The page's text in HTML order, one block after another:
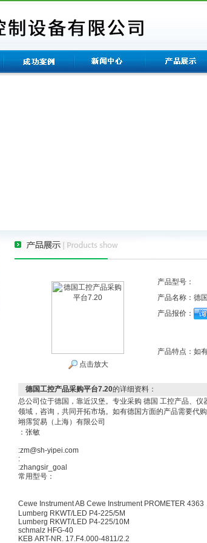
点击放大
产品型号：
产品名称： 德
产品报价：
产品特点： 如
德国工控产品采购平台7.20的详细资料：
总公司位于德国，靠近汉堡。专业采购 德国 工控产品、
领域，咨询，共同开拓市场。如有德国方面的产品需要代购
翊霈贸易（上海）有限公司
：张敏
:zm@sh-yipei.com
:
:zhangsir_goal
常用型号：
Cewe Instrument AB Cewe Instrument PROMETER
Lumberg RKWT/LED P4-225/5M
Lumberg RKWT/LED P4-225/10M
schmalz HFG-40
KEB ART-NR. 17.F4.000-4811/2.2